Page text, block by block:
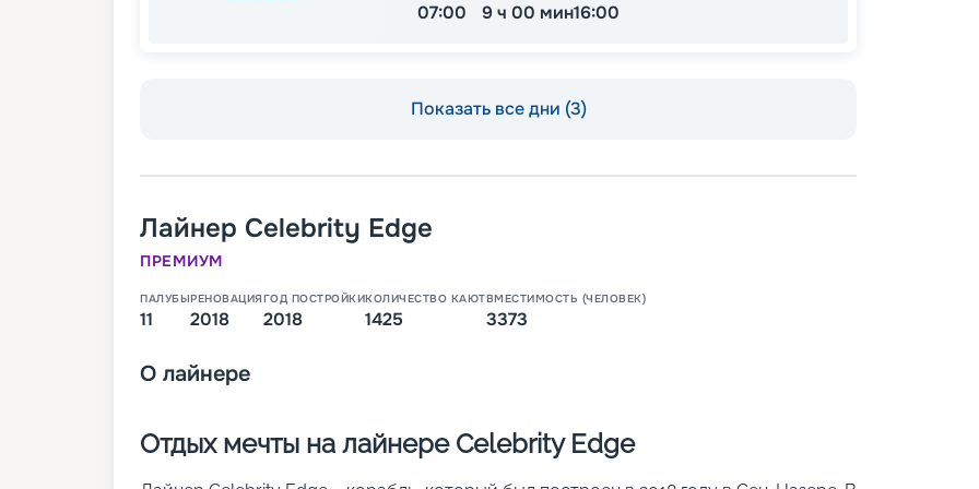
07:00 9 ч 00 мин16:00
Показать все дни (3)
Лайнер Celebrity Edge
ПРЕМИУМ
ПАЛУБЫ
11
РЕНОВАЦИЯ
2018
ГОД ПОСТРОЙКИ
2018
КОЛИЧЕСТВО КАЮТ
1425
ВМЕСТИМОСТЬ (ЧЕЛОВЕК)
3373
О лайнере
Отдых мечты на лайнере Celebrity Edge